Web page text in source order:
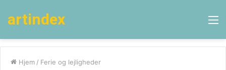
artindex
Hjem / Ferie og lejligheder